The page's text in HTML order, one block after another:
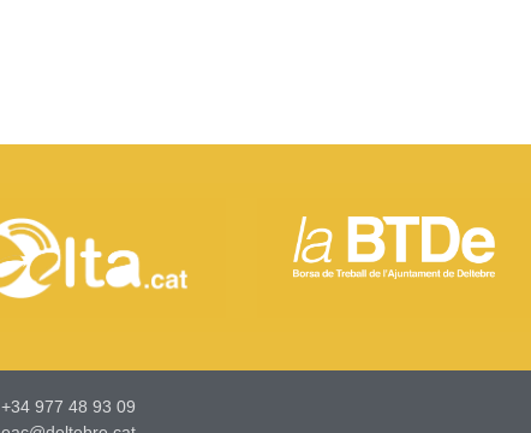
+34 977 48 93 09​